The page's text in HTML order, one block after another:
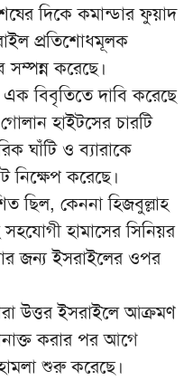
দিকে কমান্ডার ফুয়াদ
প্রতিশোধমূলক
করেছে।
বিবৃতিতে দাবি করেছে
হাইটসের চারটি
ঘাঁটি ও ব্যারাকে
নিক্ষেপ করেছে।
ছিল, কেননা হিজবুল্লাহ
হামাসের সিনিয়র
জন্য ইসরাইলের ওপর
উত্তর ইসরাইলে আক্রমণ
করার পর আগে
শুরু করেছে।